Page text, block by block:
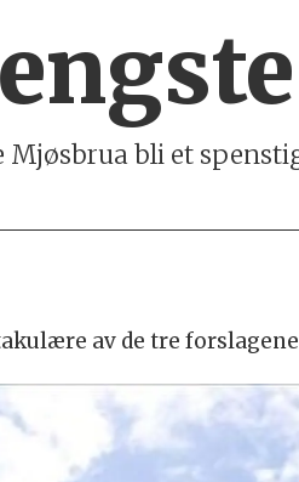
bli et
av de tre